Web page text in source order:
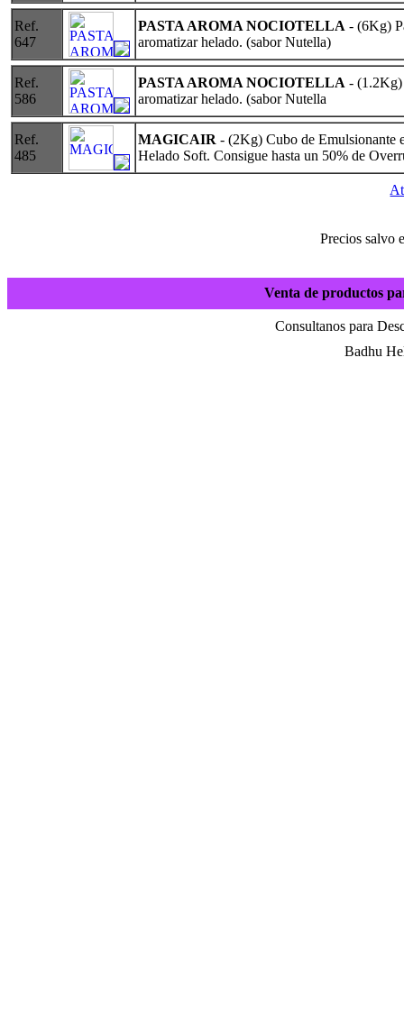
Ref.
647
PASTA AROMA NOCIOTELLA - (6Kg)
aromatizar helado. (sabor Nutella)
Ref.
586
PASTA AROMA NOCIOTELLA - (1.2Kg)
aromatizar helado. (sabor Nutella
Ref.
485
MAGICAIR - (2Kg) Cubo de Emulsionante
Helado Soft. Consigue hasta un 50% de
Precios salvo
Venta de productos
Consultanos para
Badhu